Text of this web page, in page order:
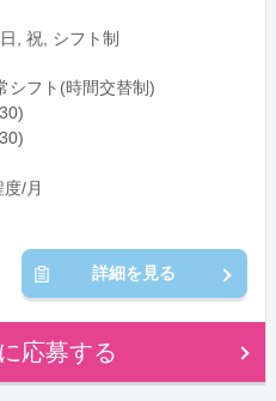
, 祝, シフト制
シフト(時間交替制)
/月
詳細を見る
応募する